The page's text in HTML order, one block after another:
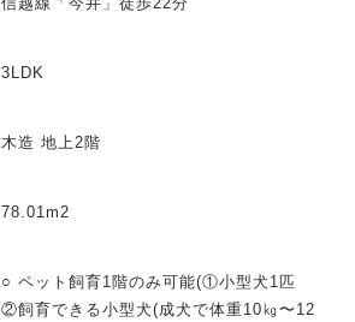
3LDK
木造 地上2階
78.01m2
○ ペット飼育1階のみ可能(①小型犬1匹
②飼育できる小型犬(成犬で体重10㎏〜12